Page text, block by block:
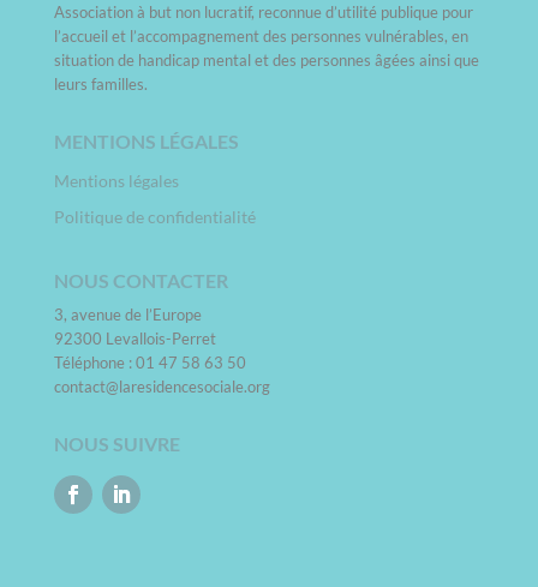
Association à but non lucratif, reconnue d’utilité publique pour
l’accueil et l’accompagnement des personnes vulnérables, en
situation de handicap mental et des personnes âgées ainsi que
leurs familles.
MENTIONS LÉGALES
Mentions légales
Politique de confidentialité
NOUS CONTACTER
3, avenue de l’Europe
92300 Levallois-Perret
Téléphone : 01 47 58 63 50
contact@laresidencesociale.org
NOUS SUIVRE